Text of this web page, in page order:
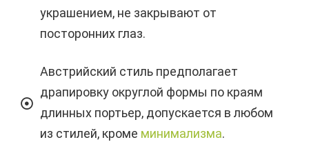
украшением, не закрывают от
посторонних глаз.
Австрийский стиль предполагает
драпировку округлой формы по краям
длинных портьер, допускается в любом
из стилей, кроме минимализма.